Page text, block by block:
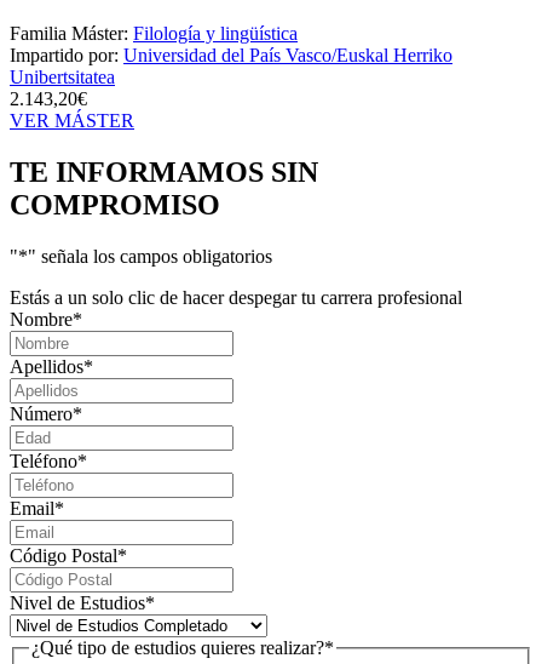
Familia Máster: Filología y lingüística
Impartido por: Universidad del País Vasco/Euskal Herriko
Unibertsitatea
2.143,20€
VER MÁSTER
TE INFORMAMOS SIN
COMPROMISO
"*" señala los campos obligatorios
Estás a un solo clic de hacer despegar tu carrera profesional
Nombre*
Apellidos*
Número*
Teléfono*
Email*
Código Postal*
Nivel de Estudios*
¿Qué tipo de estudios quieres realizar?*